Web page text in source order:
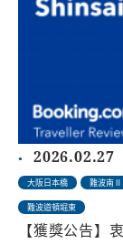
2026.02.27
大阪日本橋 難波南Ⅱ
難波道頓堀東
【獲獎公告